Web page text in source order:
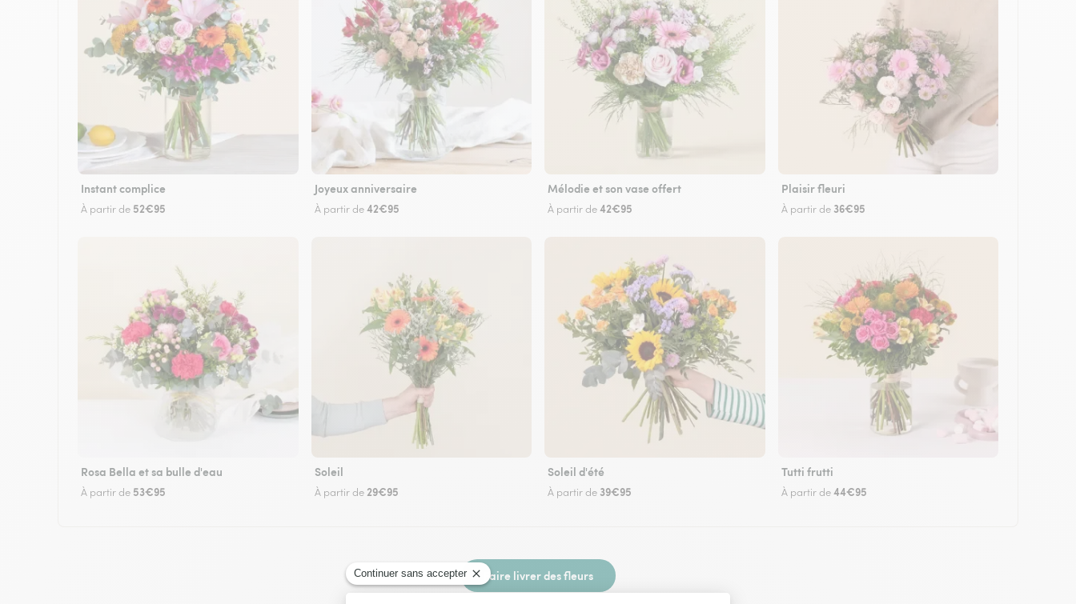
Instant complice
À partir de 52€95
Joyeux anniversaire
À partir de42€95
Mélodie et son vase offert
À partir de42€95
Plaisir fleuri
À partir de 36€95
Rosa Bella et sa bulle d'eau
À partir de 53€95
Soleil
À partir de 29€95
Soleil d'été
À partir de 39€95
Tutti frutti
À partir de44€95
Faire livrer des fleurs